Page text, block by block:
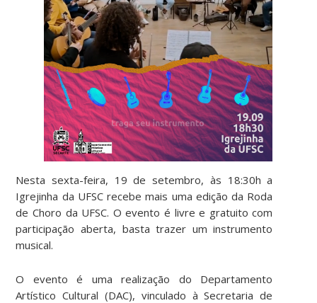
Nesta sexta-feira, 19 de setembro, às 18:30h a
Igrejinha da UFSC recebe mais uma edição da Roda
de Choro da UFSC. O evento é livre e gratuito com
participação aberta, basta trazer um instrumento
musical.
O evento é uma realização do Departamento
Artístico Cultural (DAC), vinculado à Secretaria de